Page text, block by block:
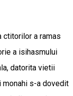
ctitorilor a ramas
a isihasmului
datorita vietii
monahi s-a dovedit